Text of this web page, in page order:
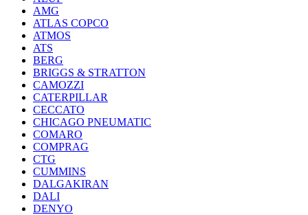
AMG
ATLAS COPCO
ATMOS
ATS
BERG
BRIGGS & STRATTON
CAMOZZI
CATERPILLAR
CECCATO
CHICAGO PNEUMATIC
COMARO
COMPRAG
CTG
CUMMINS
DALGAKIRAN
DALI
DENYO